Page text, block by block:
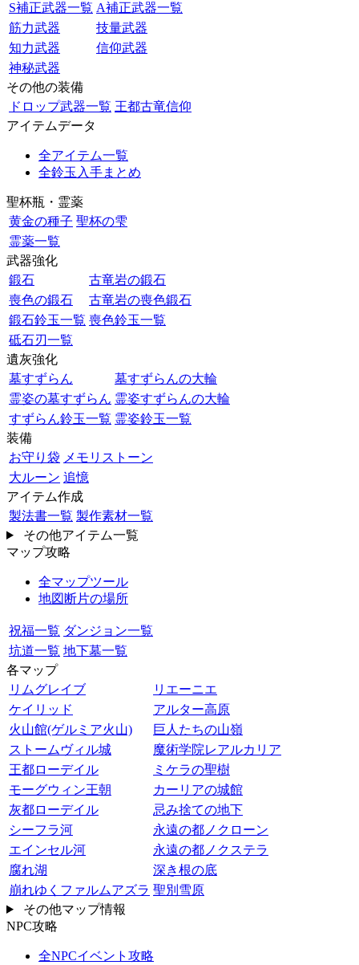
S補正武器一覧 A補正武器一覧
筋力武器
技量武器
知力武器
信仰武器
神秘武器
その他の装備
ドロップ武器一覧 王都古竜信仰
アイテムデータ
全アイテム一覧
全鈴玉入手まとめ
聖杯瓶・霊薬
黄金の種子 聖杯の雫
霊薬一覧
武器強化
鍛石
古竜岩の鍛石
喪色の鍛石
古竜岩の喪色鍛石
鍛石鈴玉一覧 喪色鈴玉一覧
砥石刃一覧
遺灰強化
墓すずらん
墓すずらんの大輪
霊姿の墓すずらん 霊姿すずらんの大輪
すずらん鈴玉一覧 霊姿鈴玉一覧
装備
お守り袋 メモリストーン
大ルーン 追憶
アイテム作成
製法書一覧 製作素材一覧
その他アイテム一覧
マップ攻略
全マップツール
地図断片の場所
祝福一覧 ダンジョン一覧
坑道一覧 地下墓一覧
各マップ
リムグレイブ
リエーニエ
ケイリッド
アルター高原
火山館(ゲルミア火山)
巨人たちの山嶺
ストームヴィル城
魔術学院レアルカリア
王都ローデイル
ミケラの聖樹
モーグウィン王朝
カーリアの城館
灰都ローデイル
忌み捨ての地下
シーフラ河
永遠の都ノクローン
エインセル河
永遠の都ノクステラ
腐れ湖
深き根の底
崩れゆくファルムアズラ 聖別雪原
その他マップ情報
NPC攻略
全NPCイベント攻略